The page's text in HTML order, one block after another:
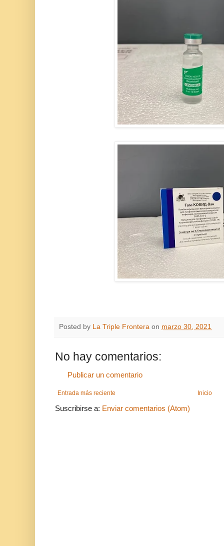
Posted by La Triple Frontera on marzo 30, 2021
No hay comentarios:
Publicar un comentario
Entrada más reciente Inicio
Suscribirse a: Enviar comentarios (Atom)